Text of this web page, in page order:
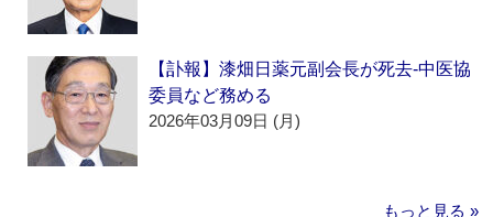
【訃報】漆畑日薬元副会長が死去‐中医協
委員など務める
2026年03月09日 (月)
もっと見る »